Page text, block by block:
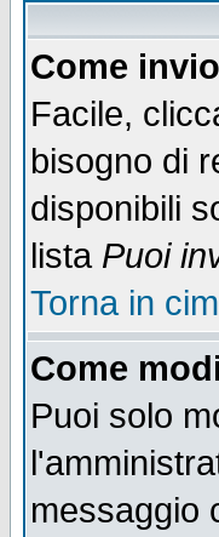
Come
Facile,
bisogno di
disponibili
lista Puoi
Torna in
Come
Puoi solo
messaggio